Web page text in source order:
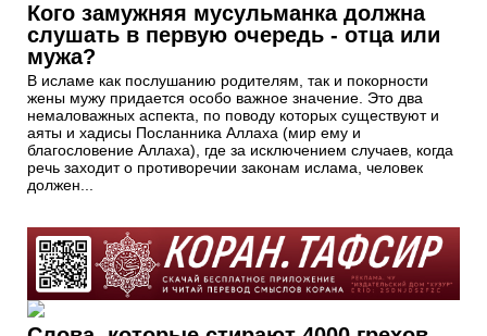
Кого замужняя мусульманка должна
слушать в первую очередь - отца или
мужа?
В исламе как послушанию родителям, так и покорности
жены мужу придается особо важное значение. Это два
немаловажных аспекта, по поводу которых существуют и
аяты и хадисы Посланника Аллаха (мир ему и
благословение Аллаха), где за исключением случаев, когда
речь заходит о противоречии законам ислама, человек
должен...